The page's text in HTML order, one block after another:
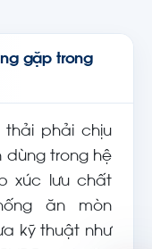
gặp trong
thải phải chịu
trong hệ
xúc lưu chất
ăn mòn
kỹ thuật như